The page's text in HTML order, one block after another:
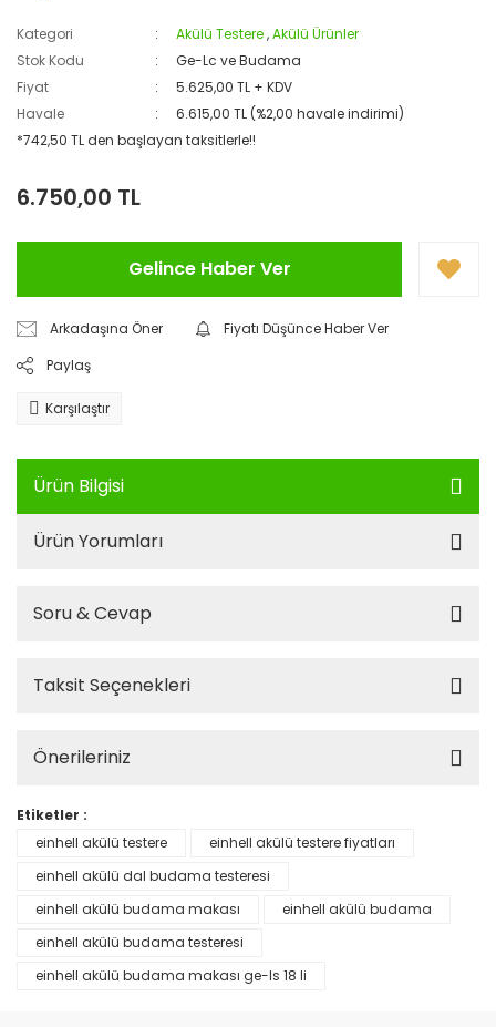
Kategori Akülü Testere,Akülü Ürünler
Stok Kodu
Ge-Lc ve Budama
Fiyat
5.625,00 TL + KDV
Havale
6.615,00 TL (%2,00 havale indirimi)
*742,50 TL den başlayan taksitlerle!!
6.750,00 TL
Gelince Haber Ver
Arkadaşına Öner
Fiyatı Düşünce Haber Ver
Paylaş
Karşılaştır
Ürün Bilgisi
Ürün Yorumları
Soru & Cevap
Taksit Seçenekleri
Önerileriniz
Etiketler :
einhell akülü testere
einhell akülü testere fiyatları
einhell akülü dal budama testeresi
einhell akülü budama makası
einhell akülü budama
einhell akülü budama testeresi
einhell akülü budama makası ge-ls 18 li